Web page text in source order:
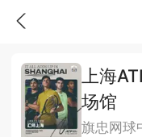
上海
场馆
旗忠网球